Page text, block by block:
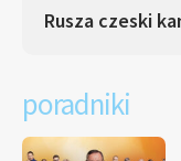
Rusza czeski
poradniki